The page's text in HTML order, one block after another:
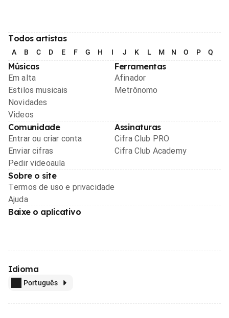
Todos artistas
A B C D E F G H I J K L M N O P Q
Músicas
Em alta
Estilos musicais
Novidades
Videos
Ferramentas
Afinador
Metrônomo
Comunidade
Entrar ou criar conta
Enviar cifras
Pedir videoaula
Assinaturas
Cifra Club PRO
Cifra Club Academy
Sobre o site
Termos de uso e privacidade
Ajuda
Baixe o aplicativo
Idioma
Português